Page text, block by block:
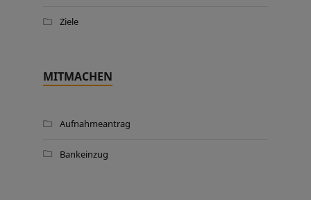
Ziele
MITMACHEN
Aufnahmeantrag
Bankeinzug